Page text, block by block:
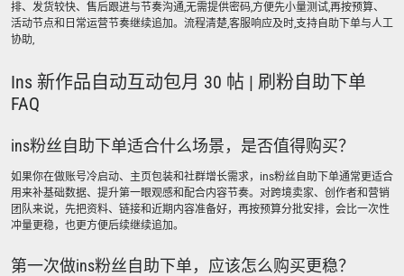
排、发货较快、售后跟进与节奏沟通,无需提供密码,方便先小量测试,再按预算、
活动节点和日常运营节奏继续追加。流程清楚,客服响应及时,支持自助下单与人工
协助,
Ins 新作品自动互动包月 30 帖 | 刷粉自助下单
FAQ
ins粉丝自助下单适合什么场景，是否值得购买？
如果你在做账号冷启动、主页包装和社群增长需求，ins粉丝自助下单通常更适合
用来补基础数据、提升第一眼观感和配合内容节奏。对跨境卖家、创作者和营销
团队来说，先把资料、链接和近期内容准备好，再按预算分批安排，会比一次性
冲量更稳，也更方便后续继续追加。
第一次做ins粉丝自助下单，应该怎么购买更稳？